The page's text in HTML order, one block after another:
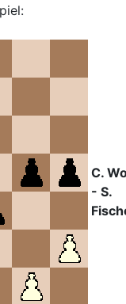
C.
- S.